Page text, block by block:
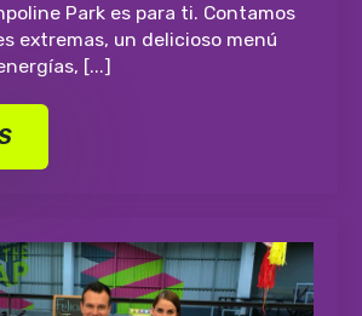
Park es para ti. Contamos
extremas, un delicioso menú
[...]